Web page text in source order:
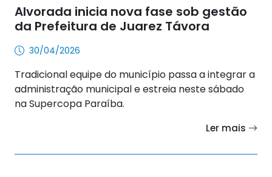
Alvorada inicia nova fase sob gestão
da Prefeitura de Juarez Távora
30/04/2026
Tradicional equipe do município passa a integrar a
administração municipal e estreia neste sábado
na Supercopa Paraíba.
Ler mais